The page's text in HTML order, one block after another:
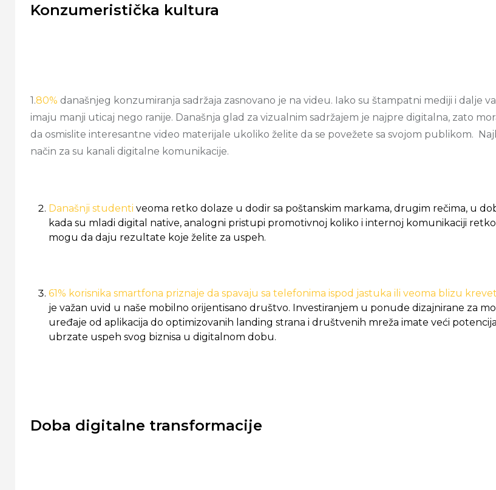
Konzumeristička kultura
1.80% današnjeg konzumiranja sadržaja zasnovano je na videu. Iako su štampatni mediji i dalje
imaju manji uticaj nego ranije. Današnja glad za vizualnim sadržajem je najpre digitalna, zato
da osmislite interesantne video materijale ukoliko želite da se povežete sa svojom publikom.
način za su kanali digitalne komunikacije.
Današnji studenti veoma retko dolaze u dodir sa poštanskim markama, drugim rečima, u
kada su mladi digital native, analogni pristupi promotivnoj koliko i internoj komunikaciji retko
mogu da daju rezultate koje želite za uspeh.
61% korisnika smartfona priznaje da spavaju sa telefonima ispod jastuka ili veoma blizu
je važan uvid u naše mobilno orijentisano društvo. Investiranjem u ponude dizajnirane za
uređaje od aplikacija do optimizovanih landing strana i društvenih mreža imate veći
ubrzate uspeh svog biznisa u digitalnom dobu.
Doba digitalne transformacije